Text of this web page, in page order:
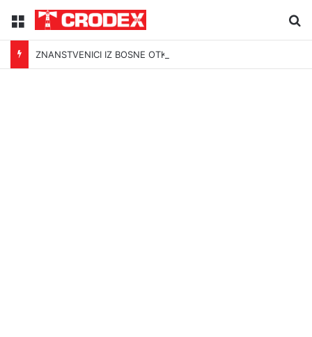
Menu
ZNANSTVENICI IZ BOSNE OTKRILI NACIZAM U – BOSNI!